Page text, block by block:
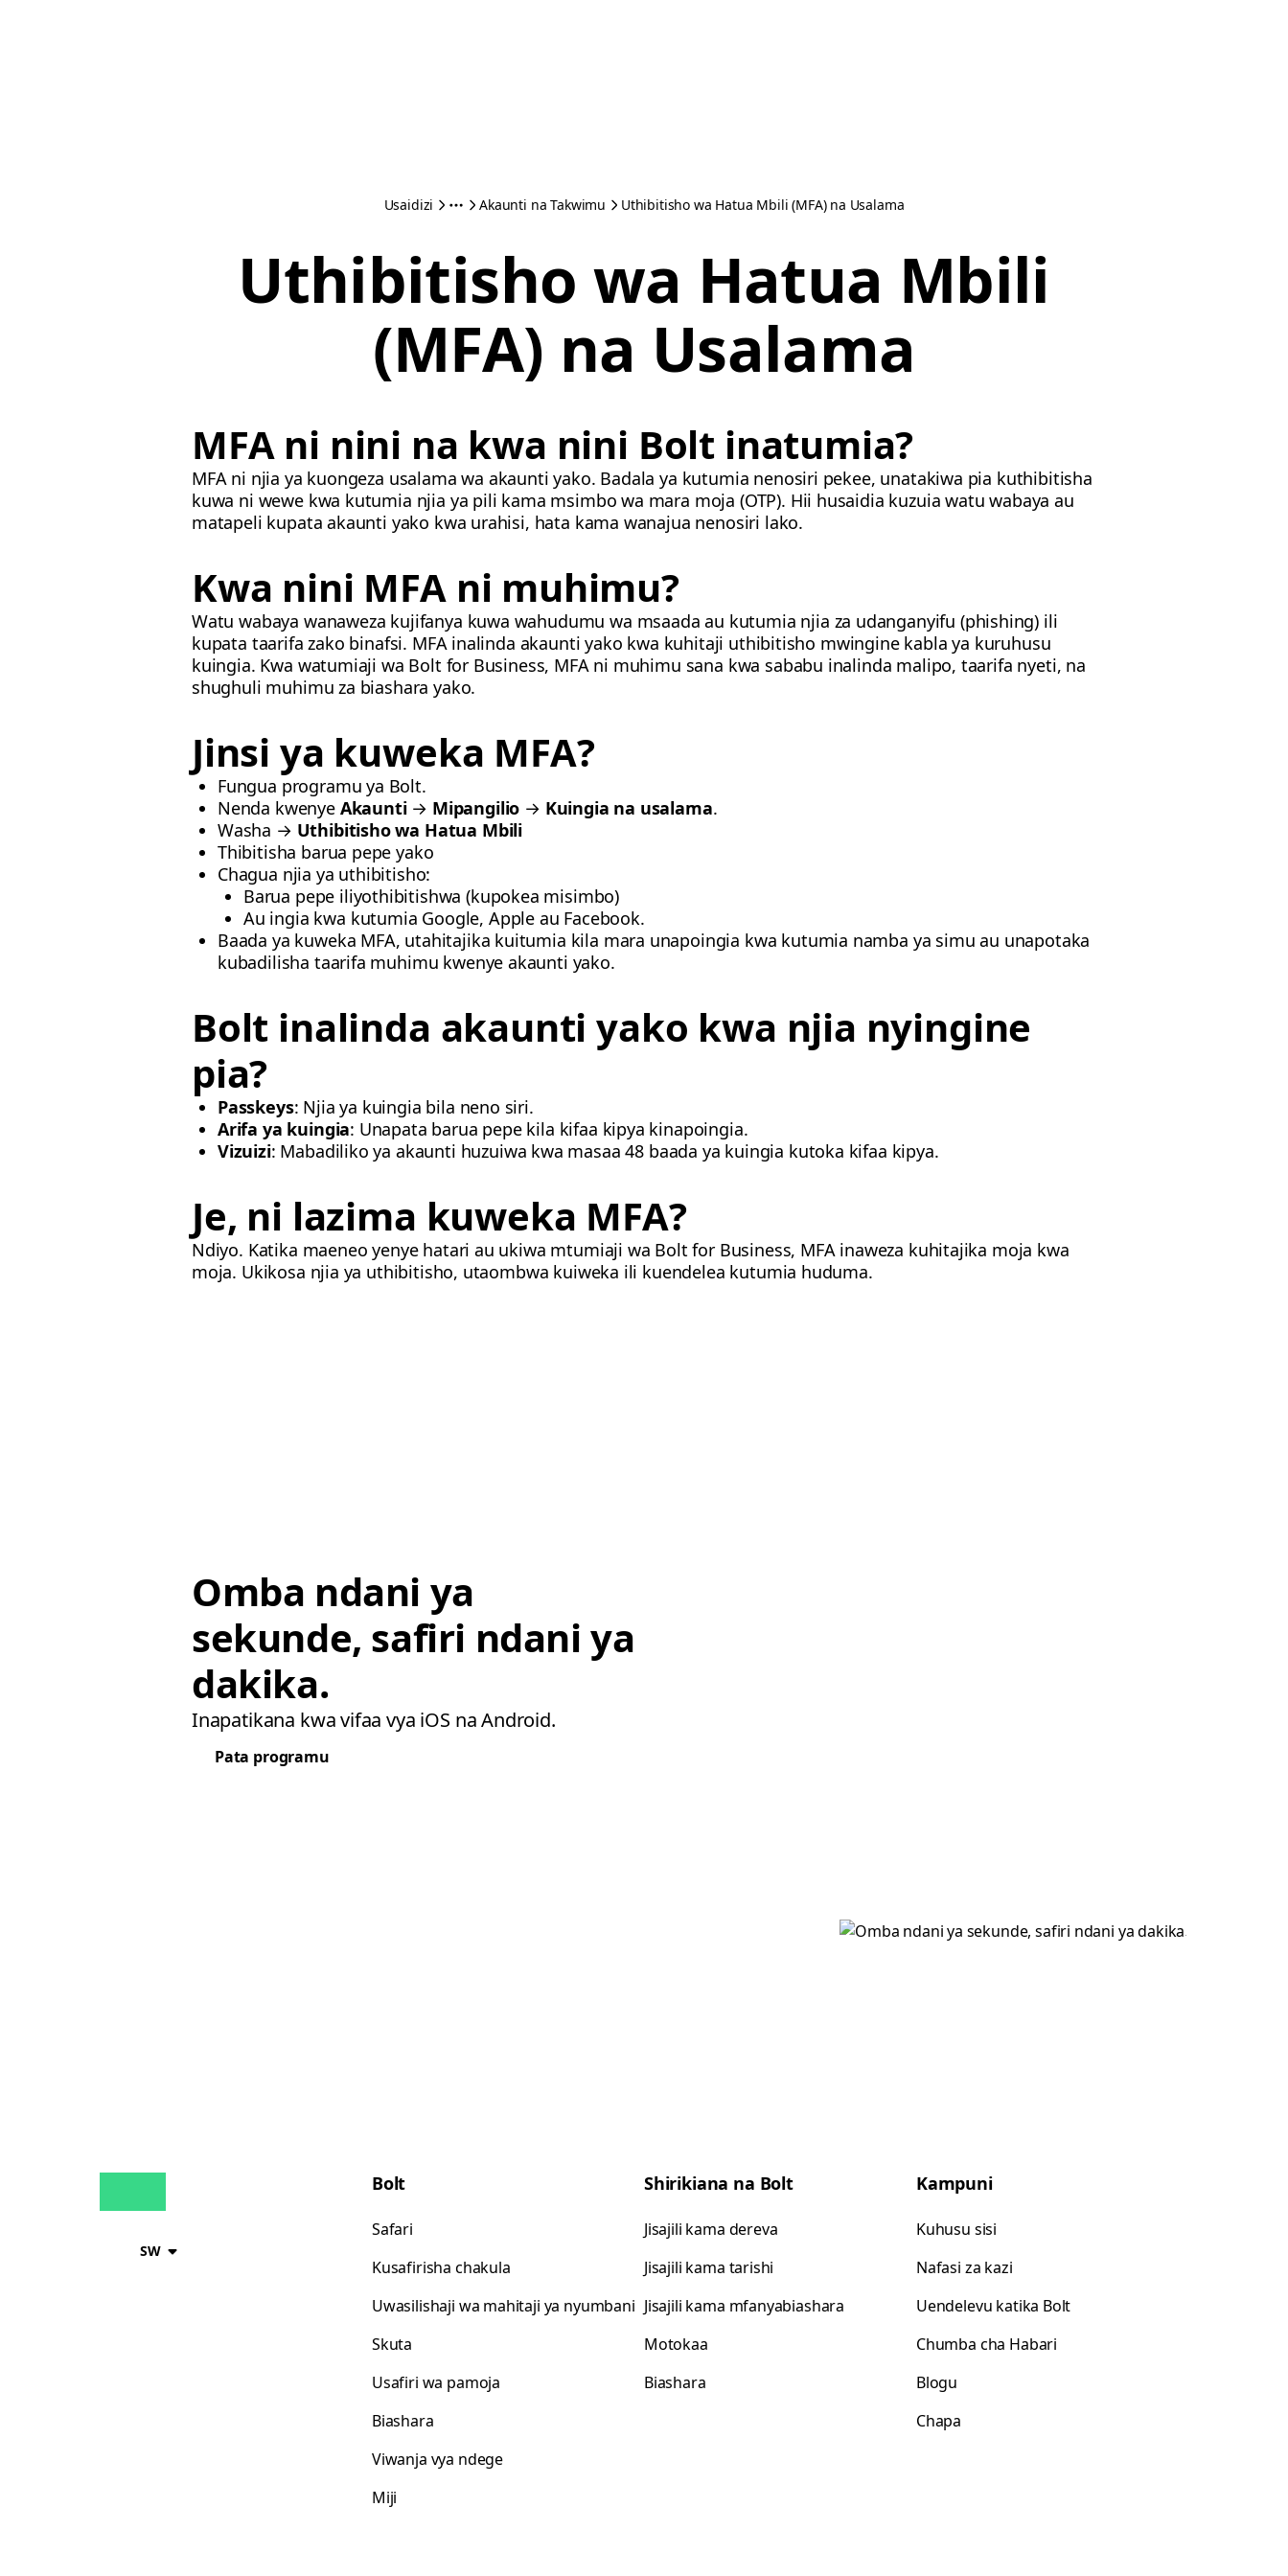
Usaidizi Akaunti na Takwimu Uthibitisho wa Hatua Mbili (MFA) na Usalama
Uthibitisho wa Hatua Mbili
(MFA) na Usalama
MFA ni nini na kwa nini Bolt inatumia?
MFA ni njia ya kuongeza usalama wa akaunti yako. Badala ya kutumia nenosiri pekee, unatakiwa pia kuthibitisha
kuwa ni wewe kwa kutumia njia ya pili kama msimbo wa mara moja (OTP). Hii husaidia kuzuia watu wabaya au
matapeli kupata akaunti yako kwa urahisi, hata kama wanajua nenosiri lako.
Kwa nini MFA ni muhimu?
Watu wabaya wanaweza kujifanya kuwa wahudumu wa msaada au kutumia njia za udanganyifu (phishing) ili
kupata taarifa zako binafsi. MFA inalinda akaunti yako kwa kuhitaji uthibitisho mwingine kabla ya kuruhusu
kuingia. Kwa watumiaji wa Bolt for Business, MFA ni muhimu sana kwa sababu inalinda malipo, taarifa nyeti, na
shughuli muhimu za biashara yako.
Jinsi ya kuweka MFA?
Fungua programu ya Bolt.
Nenda kwenye Akaunti→ Mipangilio → Kuingia na usalama.
Washa → Uthibitisho wa Hatua Mbili
Thibitisha barua pepe yako
Chagua njia ya uthibitisho:
Barua pepe iliyothibitishwa (kupokea misimbo)
Au ingia kwa kutumia Google, Apple au Facebook.
Baada ya kuweka MFA, utahitajika kuitumia kila mara unapoingia kwa kutumia namba ya simu au unapotaka
kubadilisha taarifa muhimu kwenye akaunti yako.
Bolt inalinda akaunti yako kwa njia nyingine
pia?
Passkeys: Njia ya kuingia bila neno siri.
Arifa ya kuingia: Unapata barua pepe kila kifaa kipya kinapoingia.
Vizuizi: Mabadiliko ya akaunti huzuiwa kwa masaa 48 baada ya kuingia kutoka kifaa kipya.
Je, ni lazima kuweka MFA?
Ndiyo. Katika maeneo yenye hatari au ukiwa mtumiaji wa Bolt for Business, MFA inaweza kuhitajika moja kwa
moja. Ukikosa njia ya uthibitisho, utaombwa kuiweka ili kuendelea kutumia huduma.
Omba ndani ya
sekunde, safiri ndani ya
dakika.
Inapatikana kwa vifaa vya iOS na Android.
Pata programu
SW
Bolt
Safari
Kusafirisha chakula
Uwasilishaji wa mahitaji ya nyumbani
Skuta
Usafiri wa pamoja
Biashara
Viwanja vya ndege
Miji
Shirikiana na Bolt
Jisajili kama dereva
Jisajili kama tarishi
Jisajili kama mfanyabiashara
Motokaa
Biashara
Kampuni
Kuhusu sisi
Nafasi za kazi
Uendelevu katika Bolt
Chumba cha Habari
Blogu
Chapa